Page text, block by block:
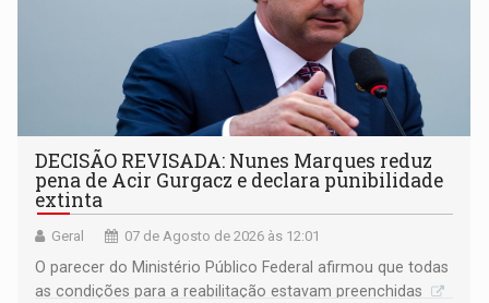
DECISÃO REVISADA: Nunes Marques reduz
pena de Acir Gurgacz e declara punibilidade
extinta
Geral 07 de Agosto de 2026 às 12:01
O parecer do Ministério Público Federal afirmou que todas
as condições para a reabilitação estavam preenchidas